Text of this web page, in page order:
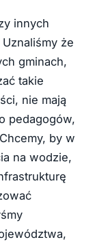
innych
że
gminach,
takie
nie mają
pedagogów,
by w
na wodzie,